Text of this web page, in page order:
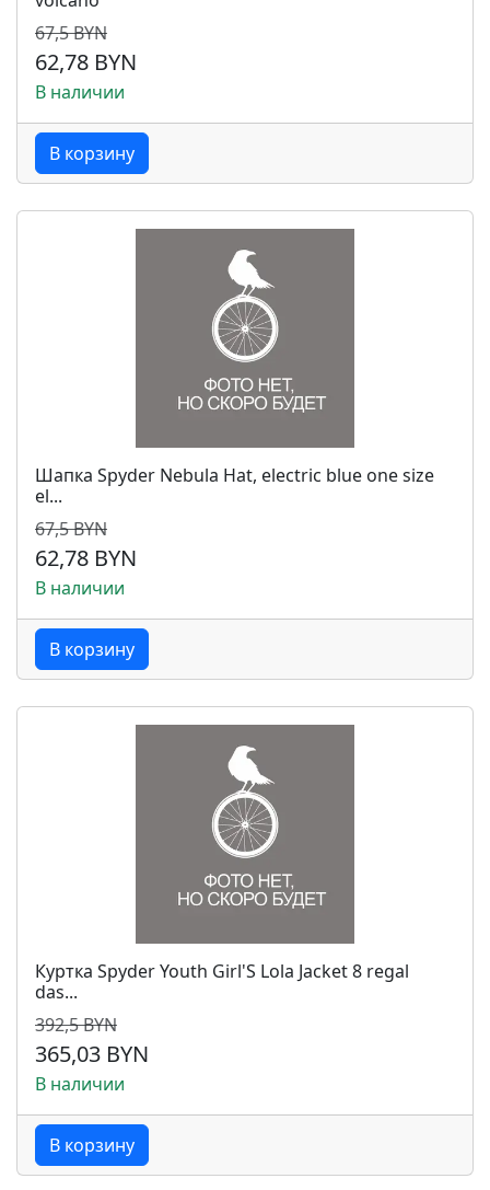
67,5 BYN
62,78 BYN
В наличии
В корзину
Шапка Spyder Nebula Hat, electric blue one size
el...
67,5 BYN
62,78 BYN
В наличии
В корзину
Куртка Spyder Youth Girl'S Lola Jacket 8 regal
das...
392,5 BYN
365,03 BYN
В наличии
В корзину